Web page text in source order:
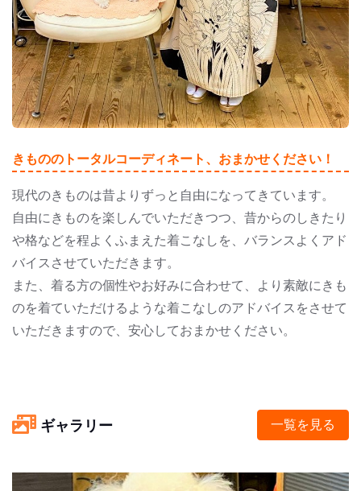
きもののトータルコーディネート、おまかせください！
現代のきものは昔よりずっと自由になってきています。
自由にきものを楽しんでいただきつつ、昔からのしきたり
や格などを程よくふまえた着こなしを、バランスよくアド
バイスさせていただきます。
また、着る方の個性やお好みに合わせて、より素敵にきも
のを着ていただけるような着こなしのアドバイスをさせて
いただきますので、安心しておまかせください。
ギャラリー 一覧を見る